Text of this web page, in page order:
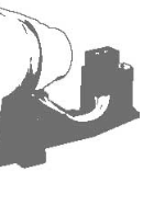
valikko